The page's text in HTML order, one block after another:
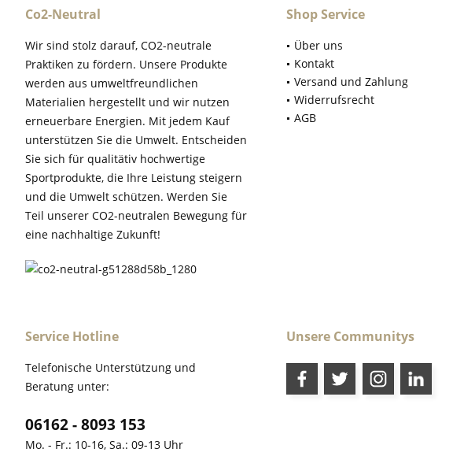
Co2-Neutral
Wir sind stolz darauf, CO2-neutrale
Praktiken zu fördern. Unsere Produkte
werden aus umweltfreundlichen
Materialien hergestellt und wir nutzen
erneuerbare Energien. Mit jedem Kauf
unterstützen Sie die Umwelt. Entscheiden
Sie sich für qualitätiv hochwertige
Sportprodukte, die Ihre Leistung steigern
und die Umwelt schützen. Werden Sie
Teil unserer CO2-neutralen Bewegung für
eine nachhaltige Zukunft!
Shop Service
Über uns
Kontakt
Versand und Zahlung
Widerrufsrecht
AGB
Service Hotline
Telefonische Unterstützung und
Beratung unter:
06162 - 8093 153
Mo. - Fr.: 10-16, Sa.: 09-13 Uhr
Unsere Communitys